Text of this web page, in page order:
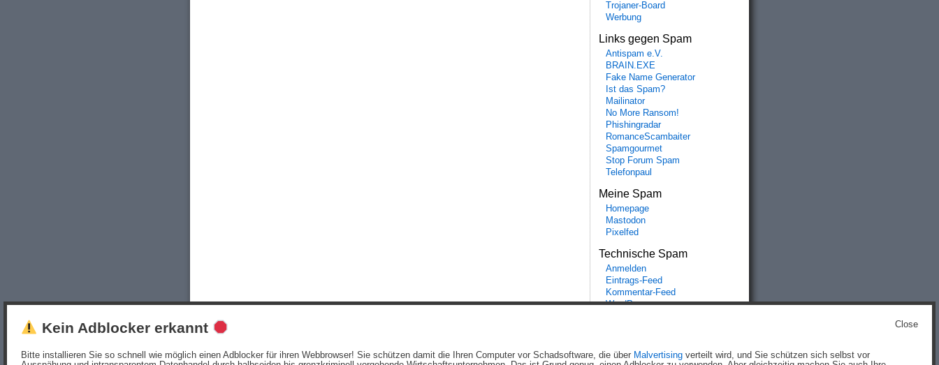
Trojaner-Board
Werbung
Links gegen Spam
Antispam e.V.
BRAIN.EXE
Fake Name Generator
Ist das Spam?
Mailinator
No More Ransom!
Phishingradar
RomanceScambaiter
Spamgourmet
Stop Forum Spam
Telefonpaul
Meine Spam
Homepage
Mastodon
Pixelfed
Technische Spam
Anmelden
Eintrags-Feed
Kommentar-Feed
WordPress.org
Beiträge (RSS)undKommentare (RSS).
Close
Kein Adblocker erkannt
Bitte installieren Sie so schnell wie möglich einen Adblocker für ihren Webbrowser! Sie schützen damit die Ihren Computer vor Schadsoftware, die über Malvertising verteilt wird, und Sie schützen sich selbst vor